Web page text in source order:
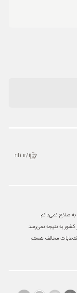
nl1.ir/2bv
صلاح نمی‌دانم
به نتیجه نمی‌رسد
مخالف هستم